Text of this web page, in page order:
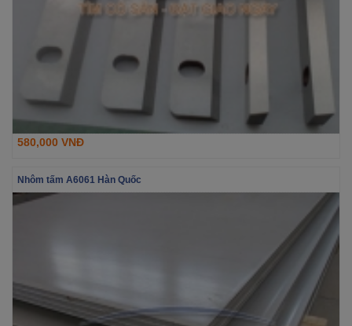
580,000 VNĐ
Nhôm tấm A6061 Hàn Quốc